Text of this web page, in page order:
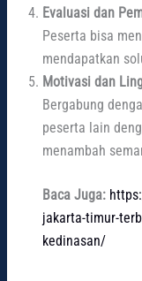
Evaluasi dan
Peserta bisa
mendapatkan
Motivasi dan
Bergabung
peserta lain
menambah
Baca Juga:
jakarta-timur-
kedinasan/